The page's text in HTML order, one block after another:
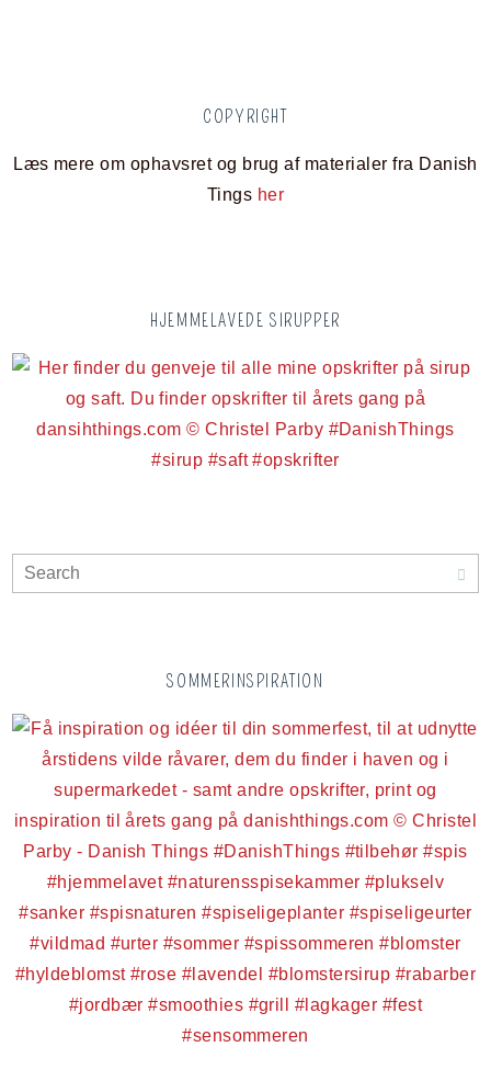
COPYRIGHT
Læs mere om ophavsret og brug af materialer fra Danish
Tings her
HJEMMELAVEDE SIRUPPER
SOMMERINSPIRATION